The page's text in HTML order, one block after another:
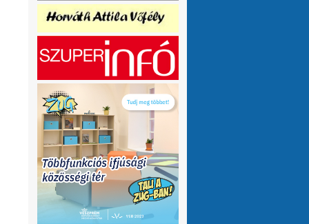
olvasnám.Üdv
10 hónap 1 hét
VMeteo-Zooltán:Remek asszisztens
Köszi az infót. Lehet mit böngészni.
1 év 2 hónap
P.Csaba:Űjra elérhetőek a honlapomon
a klíma adatok (2007-től, havi
részletességgel, napi bontásban):
https://tinyurl.com/24vslpzg
A ChatGPT 3
perc alatt megtalálta a hibát a PHP-ben,
ami nekem hónapok óta nem sikerült...
1 év 2 hónap
VMeteo-Zooltán:Nézd már, van itt egy
üzenőfal
1 év 4 hónap